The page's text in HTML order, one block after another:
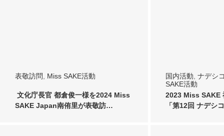
表敬訪問 Miss SAKE活動
文化庁長官 都倉俊一様を2024 Miss
SAKE Japan南侑里が表敬訪…
国内活動 ナデシ
SAKE活動
2023 Miss SAKE
「第12回 ナデシ